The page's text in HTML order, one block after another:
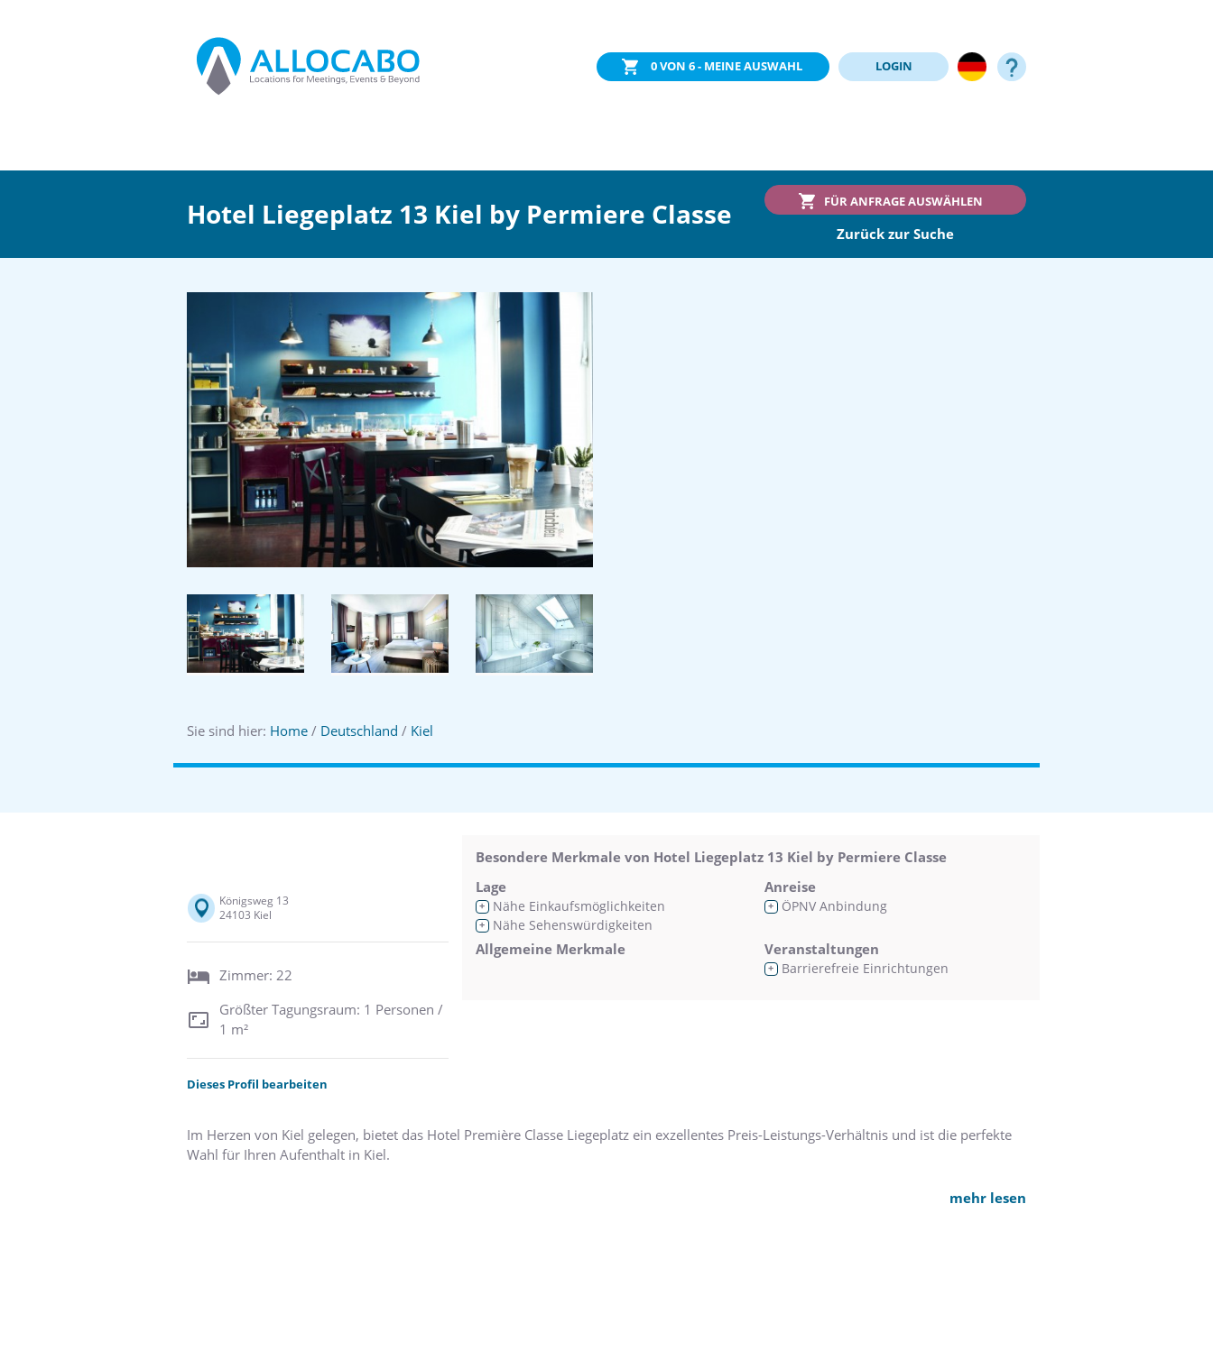
0VON 6 - MEINE AUSWAHL LOGIN
Hotel Liegeplatz 13 Kiel by Permiere Classe FÜR ANFRAGE AUSWÄHLEN
Zurück zur Suche
Sie sind hier: Home / Deutschland / Kiel
Königsweg 13
24103 Kiel
Zimmer: 22
Größter Tagungsraum: 1 Personen /
1 m²
Dieses Profil bearbeiten
Besondere Merkmale von Hotel Liegeplatz 13 Kiel by Permiere Classe
Lage
+ Nähe Einkaufsmöglichkeiten
+ Nähe Sehenswürdigkeiten
Anreise
+ ÖPNV Anbindung
Allgemeine Merkmale Veranstaltungen
+ Barrierefreie Einrichtungen
Im Herzen von Kiel gelegen, bietet das Hotel Première Classe Liegeplatz ein exzellentes Preis-Leistungs-Verhältnis und ist die perfekte
Wahl für Ihren Aufenthalt in Kiel.
Die berühmte Promenade Kiellinie, die zu den schönsten und beliebtesten Sehenswürdigkeiten der Stadt zählt, ist ganz in der Nähe. Für
mehr lesen